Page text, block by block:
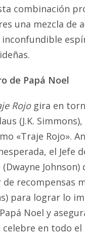
combinación
una mezcla de
inconfundible
de Papá Noel
Rojogira en
(J.K.
«Traje Rojo».
el Jefe
Johnson)
de recompensas
para lograr lo
Noel y
celebre en todo el